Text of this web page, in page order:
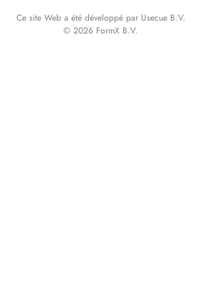
Ce site Web a été développé par Usecue B.V.
© 2026 FormX B.V.